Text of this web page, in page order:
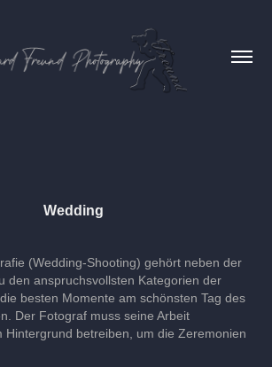
Wedding
(Wedding-Shooting) gehört neben der
den anspruchsvollsten Kategorien der
besten Momente am schönsten Tag des
Der Fotograf muss seine Arbeit
Hintergrund betreiben, um die Zeremonien